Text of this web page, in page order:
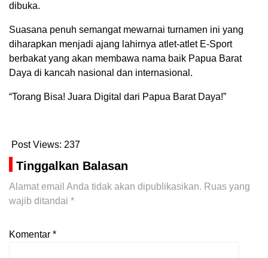
dibuka.
Suasana penuh semangat mewarnai turnamen ini yang
diharapkan menjadi ajang lahirnya atlet-atlet E-Sport
berbakat yang akan membawa nama baik Papua Barat
Daya di kancah nasional dan internasional.
“Torang Bisa! Juara Digital dari Papua Barat Daya!”
Post Views: 237
Tinggalkan Balasan
Alamat email Anda tidak akan dipublikasikan. Ruas yang
wajib ditandai *
Komentar *